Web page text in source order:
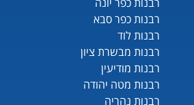
רבנות כפר סבא
רבנות לוד
רבנות מבשרת ציון
רבנות מודיעין
רבנות מטה יהודה
רבנות נהריה